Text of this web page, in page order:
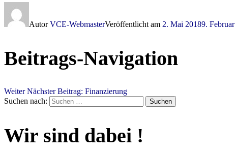
AutorVCE-WebmasterVeröffentlicht am 2. Mai 20189. Februar
Beitrags-Navigation
Weiter Nächster Beitrag: Finanzierung
Suchen nach:
Suchen
Wir sind dabei !